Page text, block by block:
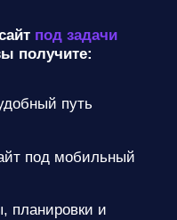
под задачи
получите:
путь
под мобильный
планировки и